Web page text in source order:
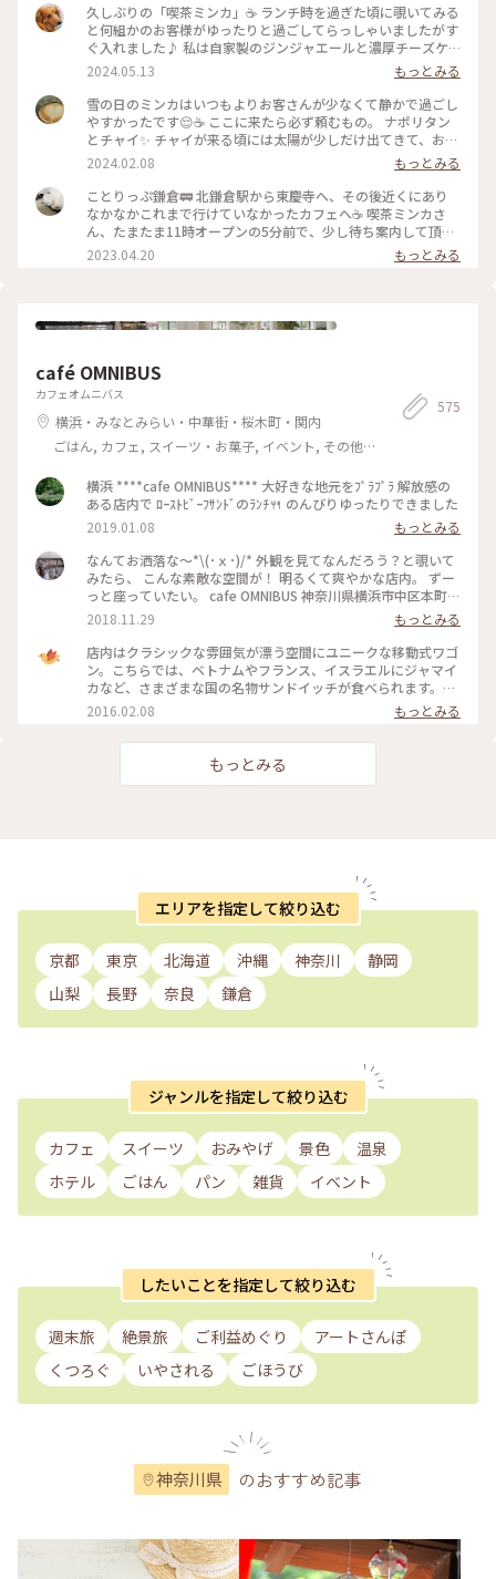
久しぶりの「喫茶ミンカ」☕️ ランチ時を過ぎた頃に覗いてみる
と何組かのお客様がゆったりと過ごしてらっしゃいましたがす
ぐ入れました♪ 私は自家製のジンジャエールと濃厚チーズケ
ーキ😋 友達は念願のプリン🍮食べれて幸せそうでした🍀 アン
テークな家具や小物 たくさんの本に囲まれて本好き同士「こ
こでゆったりと本を読んで過ごしたいねぇ💕」 #大好きな北鎌
倉をご案内
2024.05.13
もっとみる
雪の日のミンカはいつもよりお客さんが少なくて静かで過ごし
やすかったです😌☕ ここに来たら必ず頼むもの。 ナポリタン
とチャイ✨ チャイが来る頃には太陽が少しだけ出てきて、お店
に差し込む光も暖かいものになっていました😊 #冬の旅 #私の
ことりっぷ旅
2024.02.08
もっとみる
ことりっぷ鎌倉🚃 北鎌倉駅から東慶寺へ、その後近くにあり
なかなかこれまで行けていなかったカフェへ☕️ 喫茶ミンカさ
ん、たまたま11時オープンの5分前で、少し待ち案内して頂け
ました☺️ 素朴な花や緑の庭を眺めながらコーヒーとピロシキ
を遅い朝ごはん代わりに頂きました☕️ サクッとあったかピロシ
昼前には満席に😅 ずっと来てみたかったミンカさんに行け
カ#ピロシキ#コーヒー #ひとり歩き旅
2023.04.20 もっとみる
café OMNIBUS
カフェオムニバス
横浜・みなとみらい・中華街・桜木町・関内
ごはん, カフェ, スイーツ・お菓子, イベント, その他
575
横浜 ****cafe OMNIBUS**** 大好きな地元をﾌﾟﾗﾌﾟﾗ 解放感の
ある店内で ﾛｰｽﾄﾋﾞｰﾌｻﾝﾄﾞのﾗﾝﾁ🍴 のんびりゆったりできました
2019.01.08
もっとみる
なんてお洒落な〜*\(･ｘ･)/* 外観を見てなんだろう？と覗いて
みたら、 こんな素敵な空間が！ 明るくて爽やかな店内。 ずー
っと座っていたい。 cafe OMNIBUS 神奈川県横浜市中区本町6-
50-1YCC ヨコハマ創造都市センター 1F 045-306-9114 11:00
～20:00(L.O.19:30) ※lunch time 11:30～15:00（LO14:30）
※cafe&dinner time 15:00～20:00(LO19:30) 日曜営業 #横浜
#ヨコハマ #カフェ #馬車道駅 #馬車道 #レトロビル #桜木町駅
#cafe #OMNIBUS #旧第一銀行横浜支店 #ランチ #ディナー
2018.11.29
もっとみる
店内はクラシックな雰囲気が漂う空間にユニークな移動式ワゴ
ン。こちらでは、ベトナムやフランス、イスラエルにジャマイ
カなど、さまざまな国の名物サンドイッチが食べられます。中
でも人気があるのは南米発祥の「キューバサンド」。外側をカ
リッと焼いたパニーニに、ハムやピクルス、とろりとしたエメ
ンタールチーズをはさんだキューバの名物サンドイッチです。
2016.02.08 もっとみる
もっとみる
エリアを指定して絞り込む
京都 東京 北海道 沖縄 神奈川
静岡
山梨
長野 奈良 鎌倉
ジャンルを指定して絞り込む
カフェ スイーツ おみやげ 景色
温泉
ホテル
ごはん パン 雑貨 イベント
したいことを指定して絞り込む
週末旅 絶景旅 ご利益めぐり
アートさんぽ
くつろぐ
いやされる ごほうび
神奈川県 のおすすめ記事